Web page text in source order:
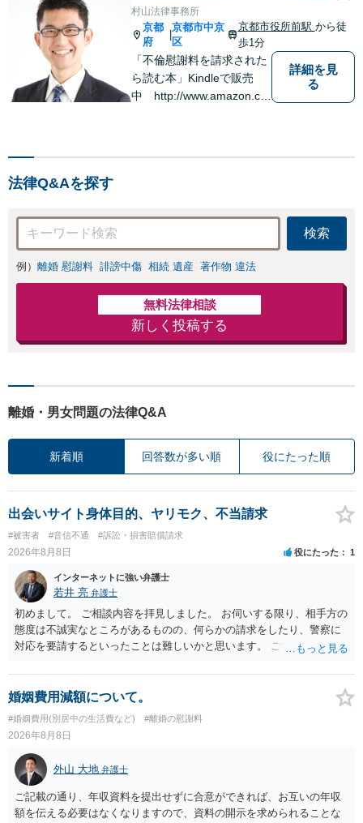
村山法律事務所
京都
府
|
京都市中京
区
京都市役所前駅 から徒
歩1分
「不倫慰謝料を請求された
ら読む本」Kindleで販売
中 http://www.amazon.co.
詳細を見
る
法律Q&Aを探す
検索
例） 離婚 慰謝料 誹謗中傷 相続 遺産 著作物 違法
無料法律相談
新しく投稿する
離婚・男女問題の法律Q&A
新着順 回答数が多い順 役にたった順
出会いサイト身体目的、ヤリモク、不当請求
#被害者 #音信不通 #訴訟・損害賠償請求
2026年8月8日 役にたった 1
インターネットに強い弁護士
若井 亮 弁護士
初めまして。 ご相談内容を拝見しました。 お伺いする限り、相手方の
態度は不誠実なところがあるものの、何らかの請求をしたり、警察に
対応を要請するといったことは難しいかと思います。 ご参考になれば
婚姻費用減額について。
#婚姻費用(別居中の生活費など) #離婚の慰謝料
2026年8月8日
外山 大地 弁護士
ご記載の通り、年収資料を提出せずに合意ができれば、お互いの年収
額を伝える必要はなくなりますので、資料の開示を求められることな